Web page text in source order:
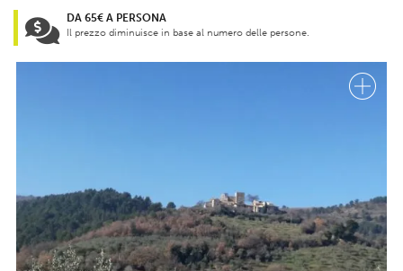
DA 65€ A PERSONA
Il prezzo diminuisce in base al numero delle persone.